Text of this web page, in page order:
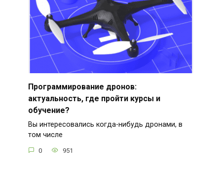
Программирование дронов:
актуальность, где пройти курсы и
обучение?
Вы интересовались когда-нибудь дронами, в
том числе
0 951